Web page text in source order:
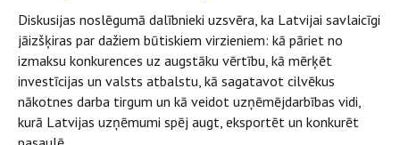
Diskusijas noslēgumā dalībnieki uzsvēra, ka Latvijai savlaicīgi
jāizšķiras par dažiem būtiskiem virzieniem: kā pāriet no
izmaksu konkurences uz augstāku vērtību, kā mērķēt
investīcijas un valsts atbalstu, kā sagatavot cilvēkus
nākotnes darba tirgum un kā veidot uzņēmējdarbības vidi,
kurā Latvijas uzņēmumi spēj augt, eksportēt un konkurēt